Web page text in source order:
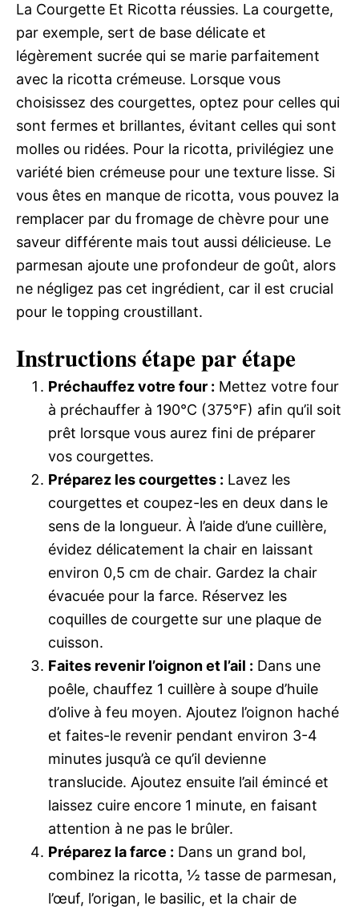
La Courgette Et Ricotta réussies. La courgette,
par exemple, sert de base délicate et
légèrement sucrée qui se marie parfaitement
avec la ricotta crémeuse. Lorsque vous
choisissez des courgettes, optez pour celles qui
sont fermes et brillantes, évitant celles qui sont
molles ou ridées. Pour la ricotta, privilégiez une
variété bien crémeuse pour une texture lisse. Si
vous êtes en manque de ricotta, vous pouvez la
remplacer par du fromage de chèvre pour une
saveur différente mais tout aussi délicieuse. Le
parmesan ajoute une profondeur de goût, alors
ne négligez pas cet ingrédient, car il est crucial
pour le topping croustillant.
Instructions étape par étape
Préchauffez votre four : Mettez votre four
à préchauffer à 190°C (375°F) afin qu’il soit
prêt lorsque vous aurez fini de préparer
vos courgettes.
Préparez les courgettes : Lavez les
courgettes et coupez-les en deux dans le
sens de la longueur. À l’aide d’une cuillère,
évidez délicatement la chair en laissant
environ 0,5 cm de chair. Gardez la chair
évacuée pour la farce. Réservez les
coquilles de courgette sur une plaque de
cuisson.
Faites revenir l’oignon et l’ail : Dans une
poêle, chauffez 1 cuillère à soupe d’huile
d’olive à feu moyen. Ajoutez l’oignon haché
et faites-le revenir pendant environ 3-4
minutes jusqu’à ce qu’il devienne
translucide. Ajoutez ensuite l’ail émincé et
laissez cuire encore 1 minute, en faisant
attention à ne pas le brûler.
Préparez la farce : Dans un grand bol,
combinez la ricotta, ½ tasse de parmesan,
l’œuf, l’origan, le basilic, et la chair de